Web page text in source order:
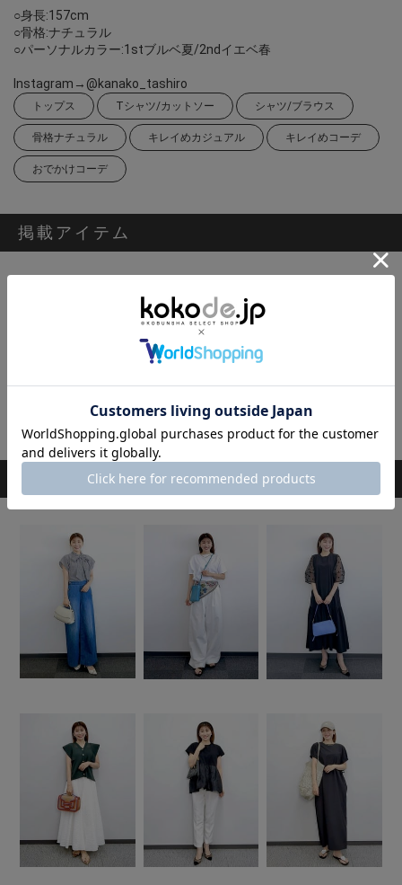
○身長:157cm
○骨格:ナチュラル
○パーソナルカラー:1stブルベ夏/2ndイエベ春
Instagram→@kanako_tashiro
トップス Tシャツ/カットソー シャツ/ブラウス
骨格ナチュラル キレイめカジュアル キレイめコーデ
おでかけコーデ
掲載アイテム
[SECRET TROPHY]シアーボーダープルオーバー
14,300円
スタッフのその他のコーディネート